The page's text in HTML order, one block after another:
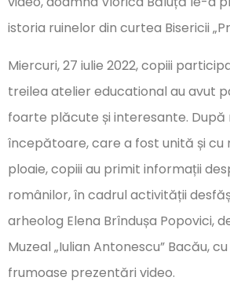
istoria ruinelor din curtea Bisericii
Miercuri, 27 iulie 2022, copiii
treilea atelier educational au avut
foarte plăcute și interesante. După
începătoare, care a fost unită și cu
ploaie, copiii au primit informații
românilor, în cadrul activității
arheolog Elena Brîndușa Popovici,
Muzeal „Iulian Antonescu” Bacău,
frumoase prezentări video.